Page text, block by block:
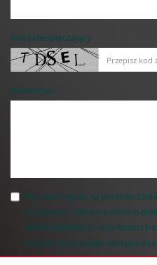
Kod zabezpieczający
Wiadomość
Wyrażam zgodę na
osobowych. Administratorem
NIERUCHOMOŚCI oraz Robert
Kraków. Mam prawo dostępu do
Podanie danych jest dobrowolne.